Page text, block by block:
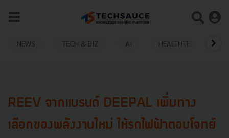
NEWS TECH & BIZ AI HEALTHTECH
REEV จากแบรนด์ DEEPAL เพิ่มทาง
เลือกของพลังงานใหม่ ให้รถไฟฟ้าตอบโจทย์